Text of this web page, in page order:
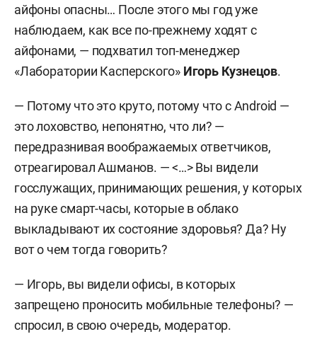
айфоны опасны… После этого мы год уже
наблюдаем, как все по-прежнему ходят с
айфонами, — подхватил топ-менеджер
«Лаборатории Касперского» Игорь Кузнецов.
— Потому что это круто, потому что с Android —
это лоховство, непонятно, что ли? —
передразнивая воображаемых ответчиков,
отреагировал Ашманов. — <…> Вы видели
госслужащих, принимающих решения, у которых
на руке смарт-часы, которые в облако
выкладывают их состояние здоровья? Да? Ну
вот о чем тогда говорить?
— Игорь, вы видели офисы, в которых
запрещено проносить мобильные телефоны? —
спросил, в свою очередь, модератор.